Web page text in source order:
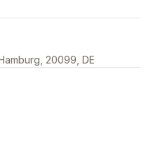
20099, DE